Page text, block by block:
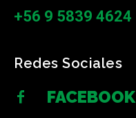
+56 9 5839 4624
Redes Sociales
FACEBOOK